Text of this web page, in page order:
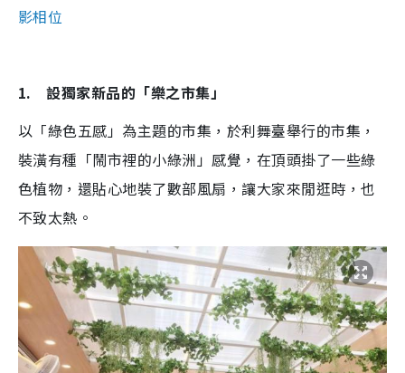
影相位
1. 設獨家新品的「樂之市集」
以「綠色五感」為主題的市集，於利舞臺舉行的市集，
裝潢有種「鬧市裡的小綠洲」感覺，在頂頭掛了一些綠
色植物，還貼心地裝了數部風扇，讓大家來閒逛時，也
不致太熱。